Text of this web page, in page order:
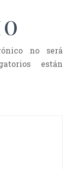
no será
están